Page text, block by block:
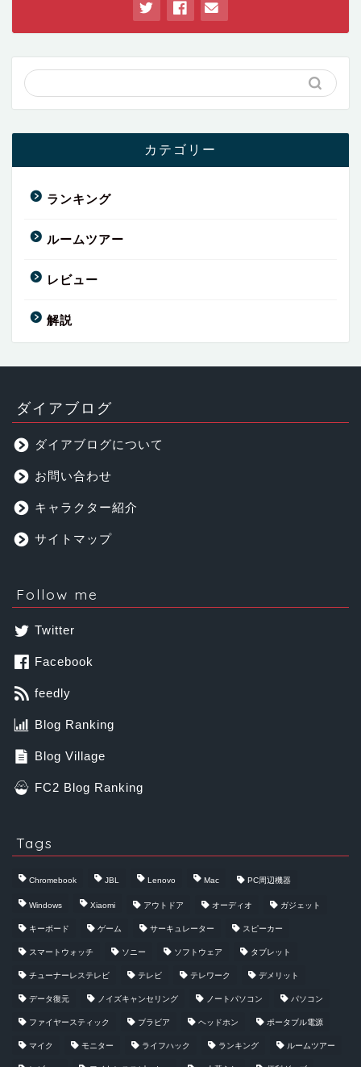
カテゴリー
ランキング
ルームツアー
レビュー
解説
ダイアブログ
ダイアブログについて
お問い合わせ
キャラクター紹介
サイトマップ
Follow me
Twitter
Facebook
feedly
Blog Ranking
Blog Village
FC2 Blog Ranking
Tags
Chromebook JBL Lenovo Mac PC周辺機器
Windows Xiaomi アウトドア オーディオ ガジェット
キーボード ゲーム サーキュレーター スピーカー
スマートウォッチ ソニー ソフトウェア タブレット
チューナーレステレビ テレビ テレワーク デメリット
データ復元 ノイズキャンセリング ノートパソコン パソコン
ファイヤースティック ブラビア ヘッドホン ポータブル電源
マイク モニター ライフハック ランキング ルームツアー